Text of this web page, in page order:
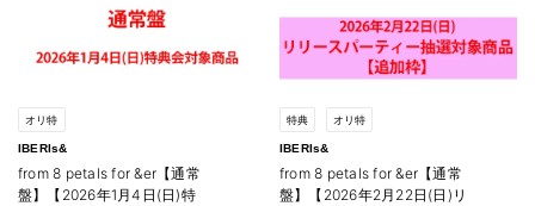
オリ特
IBERIs&
from 8 petals for &er【通常
盤】【2026年1月4日(日)特
特典 オリ特
IBERIs&
from 8 petals for &er【通常
盤】【2026年2月22日(日)リ